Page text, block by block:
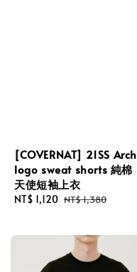
[COVERNAT] 21SS Arch
logo sweat shorts 純棉
天使短袖上衣
Sale
NT$ 1,120 Regular
NT$ 1,380